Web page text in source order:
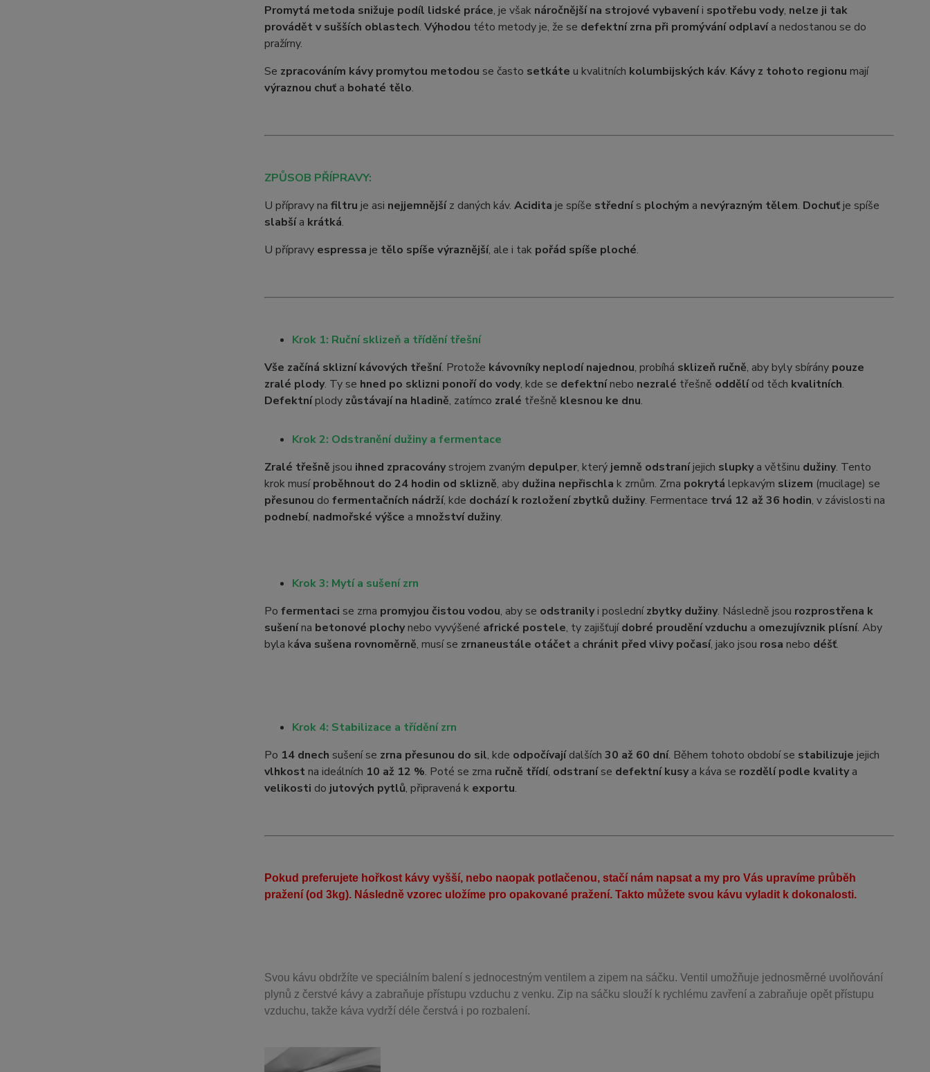
Promytá metoda snižuje podíl lidské práce, je však náročnější na strojové vybaveníi spotřebu vody, nelze ji tak
provádět v sušších oblastech. Výhodou této metody je, že se defektní zrna při promývání odplavía nedostanou se do
pražírny.
Se zpracováním kávy promytou metodou se často setkáte u kvalitních kolumbijských káv. Kávy z tohoto regionu mají
výraznou chuťa bohaté tělo.
ZPŮSOB PŘÍPRAVY:
U přípravy na filtru je asi nejjemnějšíz daných káv. Acidita je spíše střednís plochým a nevýrazným tělem. Dochuťje spíše
slabšía krátká.
U přípravy espressa je tělo spíše výraznější, ale i tak pořád spíše ploché.
Krok 1: Ruční sklizeň a třídění třešní
Vše začíná sklizní kávových třešní. Protože kávovníky neplodí najednou, probíhá sklizeň ručně, aby byly sbírány pouze
zralé plody. Ty se hned po sklizni ponoří do vody, kde se defektnínebo nezralé třešně oddělíod těch kvalitních.
Defektníplody zůstávají na hladině, zatímco zralé třešně klesnou ke dnu.
Krok 2: Odstranění dužiny a fermentace
Zralé třešně jsou ihned zpracoványstrojem zvaným depulper, který jemně odstraníjejich slupkya většinu dužiny. Tento
krok musíproběhnout do 24 hodin od sklizně, aby dužina nepřischla k zrnům. Zrna pokrytá lepkavým slizem (mucilage) se
přesunou do fermentačních nádrží, kde dochází k rozložení zbytků dužiny. Fermentace trvá 12 až 36 hodin, v závislosti na
podnebí, nadmořské výšce a množství dužiny.
Krok 3: Mytí a sušení zrn
Po fermentaci se zrna promyjou čistou vodou, aby se odstranilyi poslednízbytky dužiny. Následně jsou rozprostřena k
sušenína betonové plochynebo vyvýšené africké postele, ty zajišťujídobré proudění vzduchu a omezujívznik plísní. Aby
byla káva sušena rovnoměrně, musí se zrnaneustále otáčet a chránit před vlivy počasí, jako jsou rosa nebo déšť.
Krok 4: Stabilizace a třídění zrn
Po 14 dnech sušení se zrna přesunou do sil, kde odpočívajídalších 30 až 60 dní. Během tohoto období se stabilizuje jejich
vlhkost na ideálních 10 až 12 %. Poté se zrna ručně třídí, odstraníse defektní kusya káva se rozdělí podle kvalitya
velikosti do jutových pytlů, připravená k exportu.
Pokud preferujete hořkost kávy vyšší, nebo naopak potlačenou, stačí nám napsat a my pro Vás upravíme průběh
pražení (od 3kg). Následně vzorec uložíme pro opakované pražení. Takto můžete svou kávu vyladit k dokonalosti.
Svou kávu obdržíte ve speciálním balení s jednocestným ventilem a zipem na sáčku. Ventil umožňuje jednosměrné uvolňování
plynů z čerstvé kávy a zabraňuje přístupu vzduchu z venku. Zip na sáčku slouží k rychlému zavření a zabraňuje opět přístupu
vzduchu, takže káva vydrží déle čerstvá i po rozbalení.